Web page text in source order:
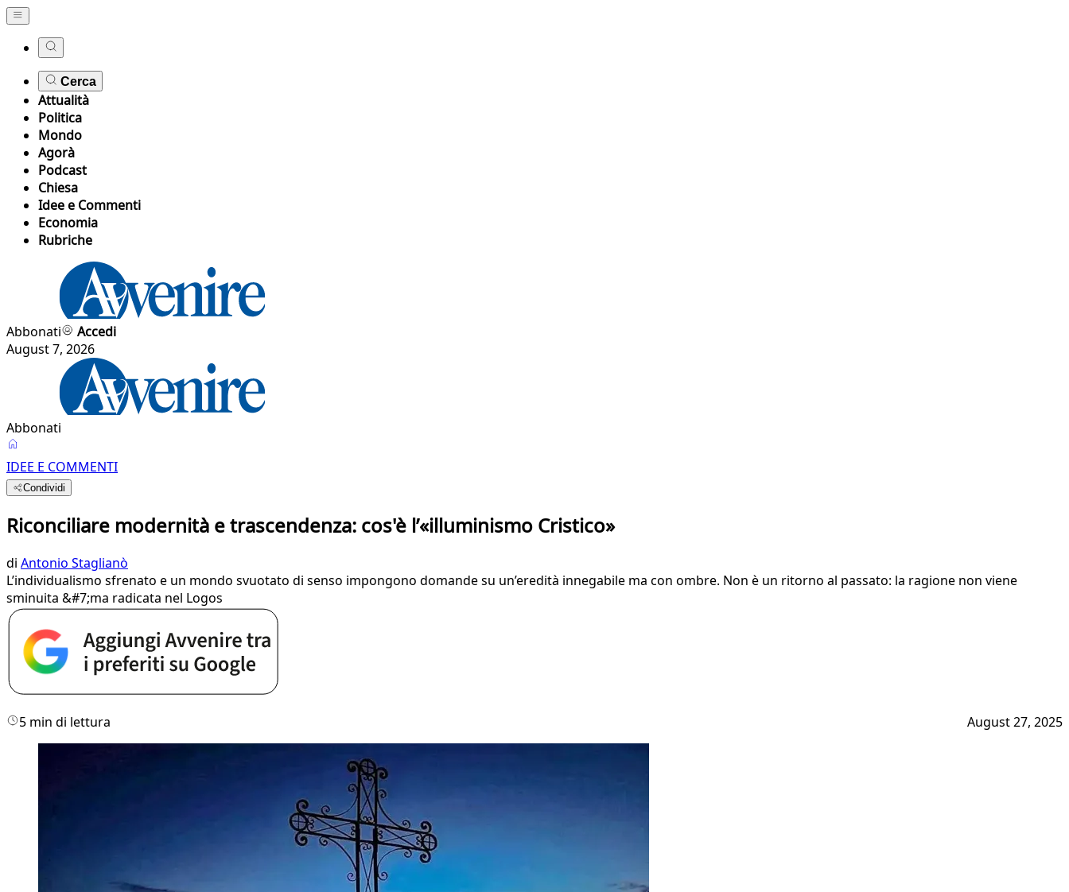
Cerca
Attualità
Politica
Mondo
Agorà
Podcast
Chiesa
Idee e Commenti
Economia
Rubriche
Abbonati
Accedi
August 7, 2026
Abbonati
IDEE E COMMENTI
Condividi
Riconciliare modernità e trascendenza: cos'è l’«illuminismo Cristico»
di Antonio Staglianò
L’individualismo sfrenato e un mondo svuotato di senso impongono domande su un’eredità innegabile ma con ombre. Non è un ritorno al passato: la ragione non viene
sminuita &#7;ma radicata nel Logos
5 min di lettura August 27, 2025